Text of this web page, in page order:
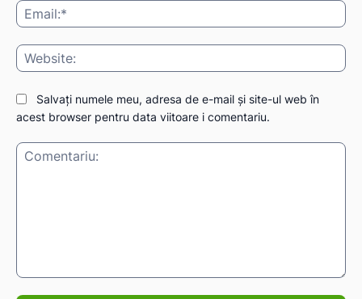
Salvați numele meu, adresa de e-mail și site-ul web în
acest browser pentru data viitoare i comentariu.